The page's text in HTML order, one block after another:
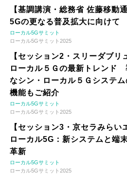
【基調講演・総務省 佐藤移動
5Gの更なる普及拡大に向けて
ローカル5Gサミット
ローカル5Gサミット2025
【セッション2・スリーダブリ
ローカル５Ｇの最新トレンド
なシン・ローカル５Ｇシステ
機能もご紹介
ローカル5Gサミット
ローカル5Gサミット2025
【セッション3・京セラみらい
ローカル5G：新システムと端
革新
ローカル5Gサミット
ローカル5Gサミット2025